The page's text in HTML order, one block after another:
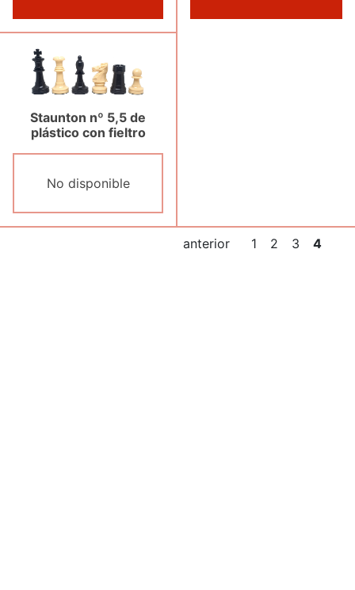
Staunton nº 5,5 de
plástico con fieltro
No disponible
anterior 1 2 3 4